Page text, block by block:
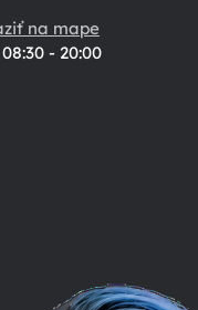
na mape
- 20:00